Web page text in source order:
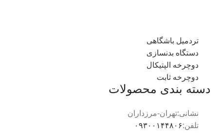
تردمیل باشگاهی
دستگاه بدنسازی
دوچرخه الپتیکال
دوچرخه ثابت
دسته بندی محصولات
نشانی:تهران-مرزداران
تلفن:۰۹۳۰۰۱۴۴۸۰۶